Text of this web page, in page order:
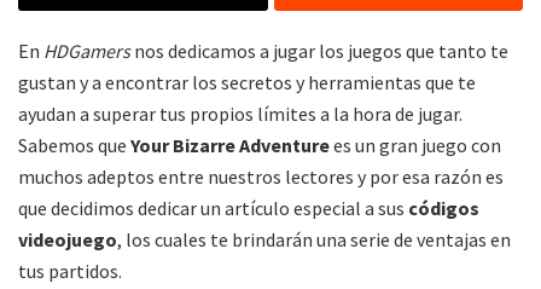
En HDGamersnos dedicamos a jugar los juegos que tanto te
gustan y a encontrar los secretos y herramientas que te
ayudan a superar tus propios límites a la hora de jugar.
Sabemos que Your Bizarre Adventurees un gran juego con
muchos adeptos entre nuestros lectores y por esa razón es
que decidimos dedicar un artículo especial a sus códigos
videojuego, los cuales te brindarán una serie de ventajas en
tus partidos.